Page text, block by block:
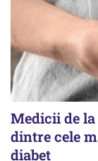
Medicii de
dintre cele
diabet